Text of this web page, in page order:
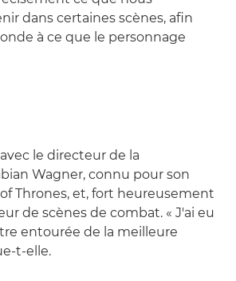
dans certaines scènes, afin
à ce que le personnage
le directeur de la
Wagner, connu pour son
Thrones, et, fort heureusement
de scènes de combat. « J'ai eu
entourée de la meilleure
t-elle.